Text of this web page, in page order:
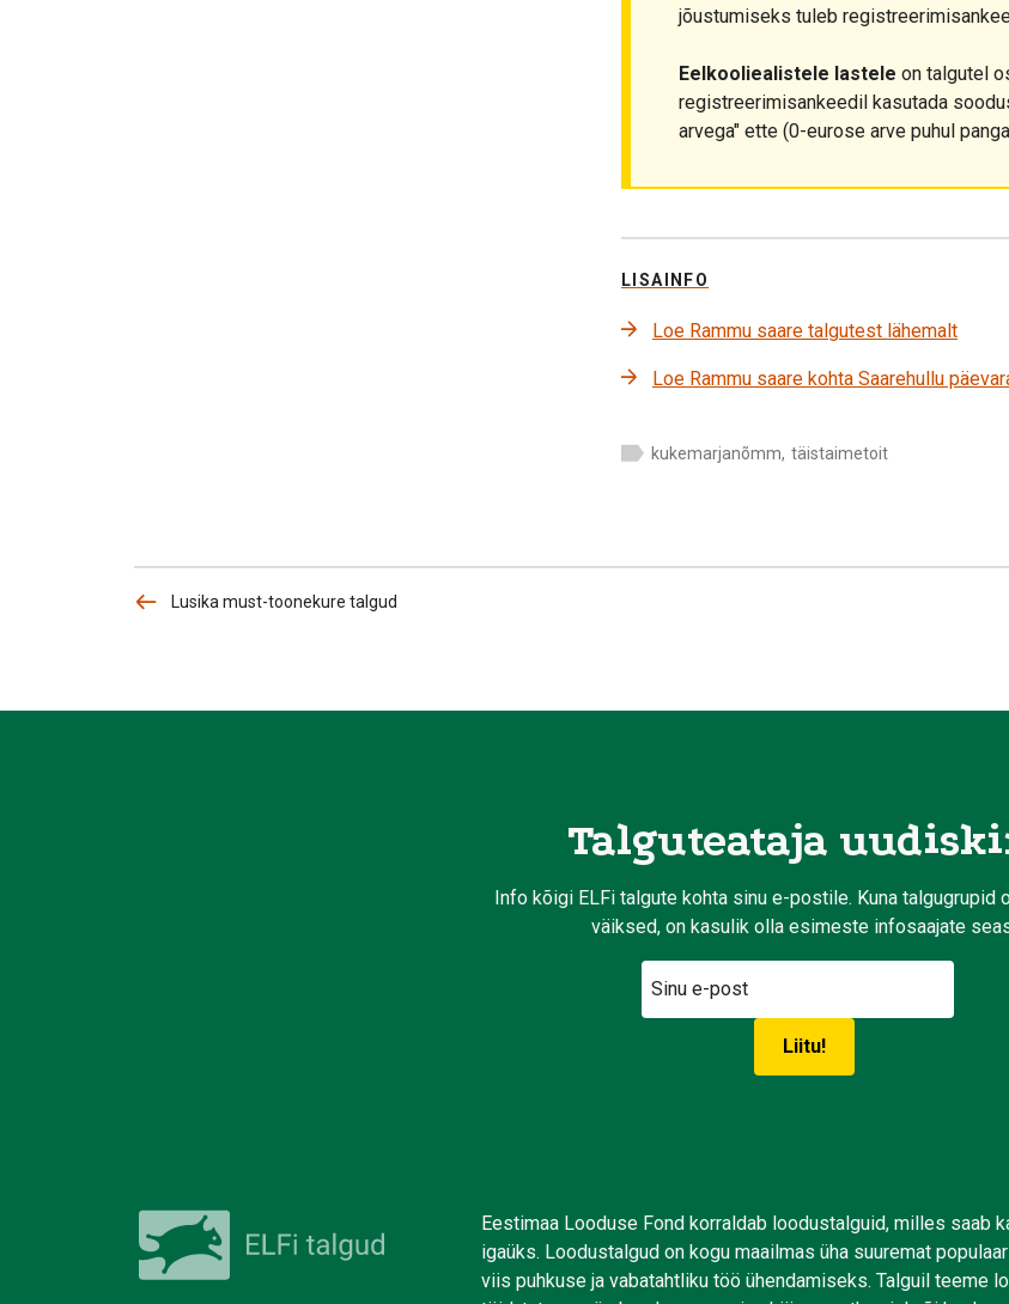
jõustumiseks tuleb
Eelkooliealistele lastele on talgutel
registreerimisankeedil kasutada
arvega" ette (0-eurose arve puhul
LISAINFO
Loe Rammu saare talgutest lähemalt
Loe Rammu saare kohta Saarehullu
kukemarjanõmm, täistaimetoit
Lusika must-toonekure talgud
Talguteataja
Info kõigi ELFi talgute kohta sinu e-postile. Kuna talgugrupid
väiksed, on kasulik olla esimeste infosaajate
Eestimaa Looduse Fond korraldab loodustalguid, milles saab
igaüks. Loodustalgud on kogu maailmas üha suuremat
viis puhkuse ja vabatahtliku töö ühendamiseks. Talguil teeme